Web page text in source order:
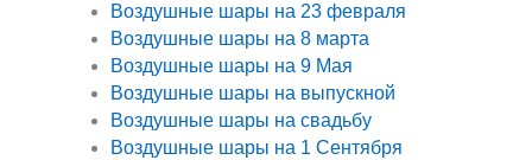
Воздушные шары на 23 февраля
Воздушные шары на 8 марта
Воздушные шары на 9 Мая
Воздушные шары на выпускной
Воздушные шары на свадьбу
Воздушные шары на 1 Сентября